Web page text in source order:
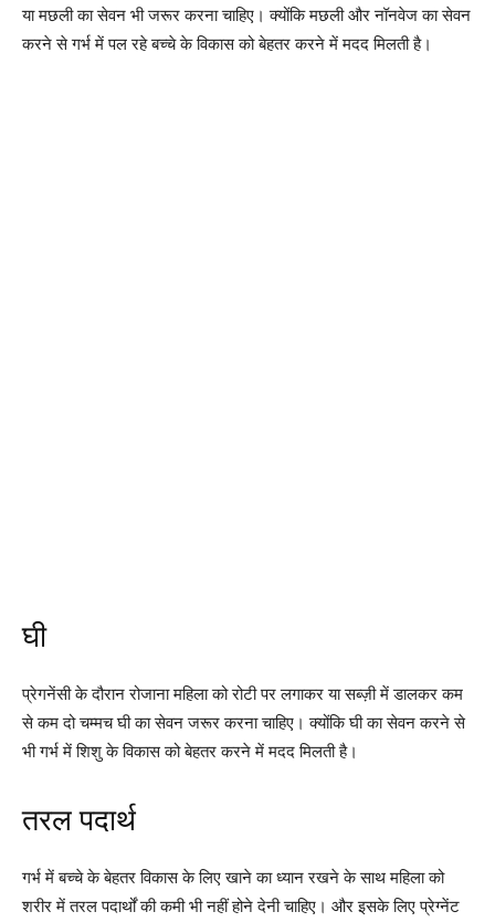
या मछली का सेवन भी जरूर करना चाहिए। क्योंकि मछली और नॉनवेज का सेवन
करने से गर्भ में पल रहे बच्चे के विकास को बेहतर करने में मदद मिलती है।
घी
प्रेगनेंसी के दौरान रोजाना महिला को रोटी पर लगाकर या सब्ज़ी में डालकर कम
से कम दो चम्मच घी का सेवन जरूर करना चाहिए। क्योंकि घी का सेवन करने से
भी गर्भ में शिशु के विकास को बेहतर करने में मदद मिलती है।
तरल पदार्थ
गर्भ में बच्चे के बेहतर विकास के लिए खाने का ध्यान रखने के साथ महिला को
शरीर में तरल पदार्थों की कमी भी नहीं होने देनी चाहिए। और इसके लिए प्रेग्नेंट